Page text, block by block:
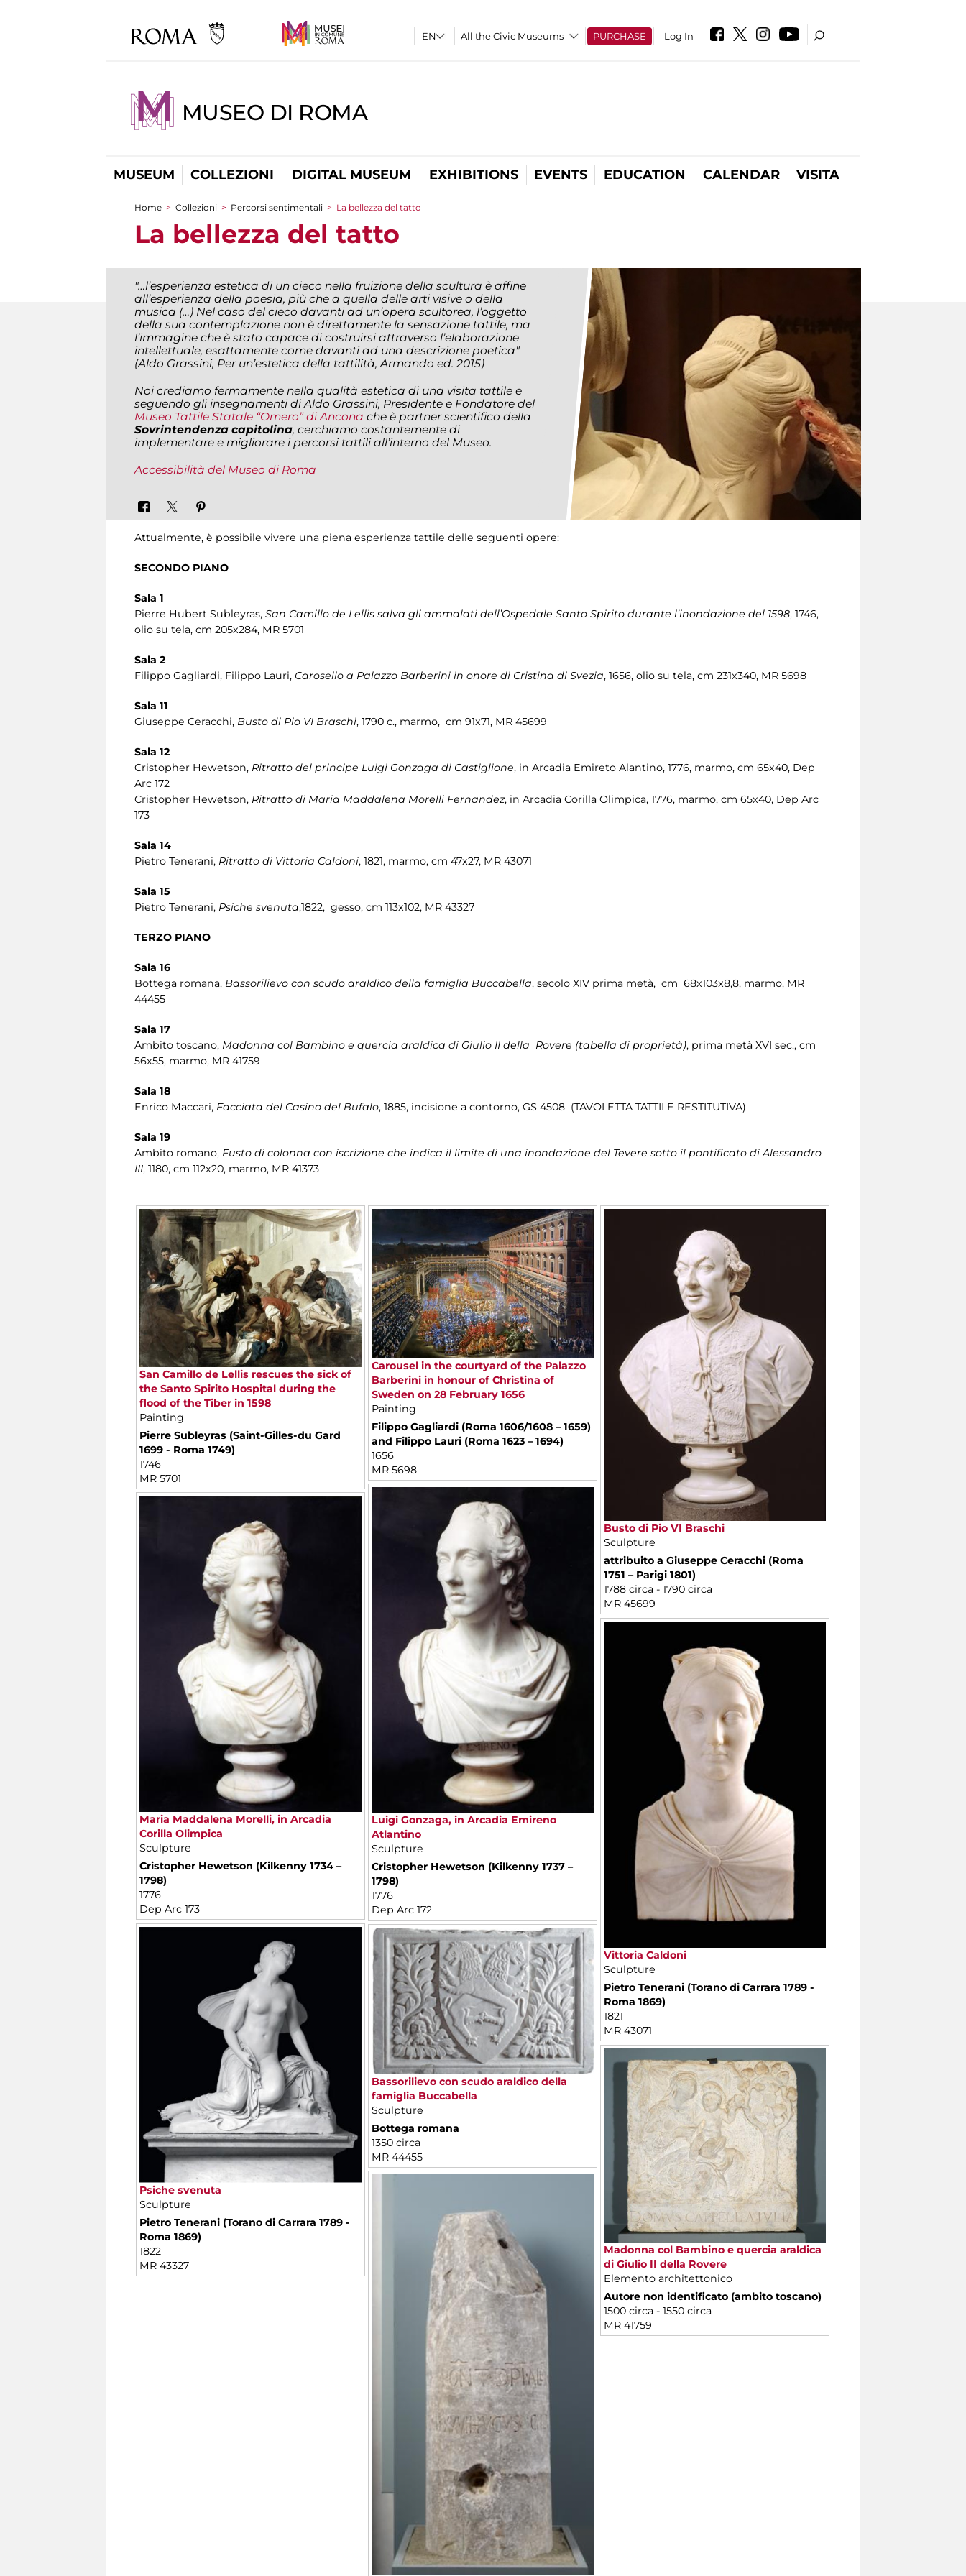
All the Civic Museums PURCHASE Log In
MUSEO DI ROMA
MUSEUM COLLEZIONI DIGITAL MUSEUM EXHIBITIONS EVENTS EDUCATION CALENDAR VISITA
You are here
Home > Collezioni > Percorsi sentimentali > La bellezza del tatto
La bellezza del tatto
"…l’esperienza estetica di un cieco nella fruizione della scultura è affine
all’esperienza della poesia, più che a quella delle arti visive o della
musica (…) Nel caso del cieco davanti ad un’opera scultorea, l’oggetto
della sua contemplazione non è direttamente la sensazione tattile, ma
l’immagine che è stato capace di costruirsi attraverso l’elaborazione
intellettuale, esattamente come davanti ad una descrizione poetica"
(Aldo Grassini, Per un’estetica della tattilità, Armando ed. 2015)
Noi crediamo fermamente nella qualità estetica di una visita tattile e
seguendo gli insegnamenti di Aldo Grassini, Presidente e Fondatore del
Museo Tattile Statale “Omero” di Ancona che è partner scientifico della
Sovrintendenza capitolina, cerchiamo costantemente di
implementare e migliorare i percorsi tattili all’interno del Museo.
Accessibilità del Museo di Roma
Attualmente, è possibile vivere una piena esperienza tattile delle seguenti opere:
SECONDO PIANO
Sala 1
Pierre Hubert Subleyras, San Camillo de Lellis salva gli ammalati dell’Ospedale Santo Spirito durante l’inondazione del 1598, 1746,
olio su tela, cm 205x284, MR 5701
Sala 2
Filippo Gagliardi, Filippo Lauri, Carosello a Palazzo Barberini in onore di Cristina di Svezia, 1656, olio su tela, cm 231x340, MR 5698
Sala 11
Giuseppe Ceracchi, Busto di Pio VI Braschi, 1790 c., marmo, cm 91x71, MR 45699
Sala 12
Cristopher Hewetson, Ritratto del principe Luigi Gonzaga di Castiglione, in Arcadia Emireto Alantino, 1776, marmo, cm 65x40, Dep
Arc 172
Cristopher Hewetson, Ritratto di Maria Maddalena Morelli Fernandez, in Arcadia Corilla Olimpica, 1776, marmo, cm 65x40, Dep Arc
173
Sala 14
Pietro Tenerani, Ritratto di Vittoria Caldoni, 1821, marmo, cm 47x27, MR 43071
Sala 15
Pietro Tenerani, Psiche svenuta,1822, gesso, cm 113x102, MR 43327
TERZO PIANO
Sala 16
Bottega romana, Bassorilievo con scudo araldico della famiglia Buccabella, secolo XIV prima metà, cm 68x103x8,8, marmo, MR
44455
Sala 17
Ambito toscano, Madonna col Bambino e quercia araldica di Giulio II della Rovere (tabella di proprietà), prima metà XVI sec., cm
56x55, marmo, MR 41759
Sala 18
Enrico Maccari, Facciata del Casino del Bufalo, 1885, incisione a contorno, GS 4508 (TAVOLETTA TATTILE RESTITUTIVA)
Sala 19
Ambito romano, Fusto di colonna con iscrizione che indica il limite di una inondazione del Tevere sotto il pontificato di Alessandro
III, 1180, cm 112x20, marmo, MR 41373
San Camillo de Lellis rescues the sick of
the Santo Spirito Hospital during the
flood of the Tiber in 1598
Painting
Pierre Subleyras (Saint-Gilles-du Gard
1699 - Roma 1749)
1746
MR 5701
Carousel in the courtyard of the Palazzo
Barberini in honour of Christina of
Sweden on 28 February 1656
Painting
Filippo Gagliardi (Roma 1606/1608 – 1659)
and Filippo Lauri (Roma 1623 – 1694)
1656
MR 5698
Busto di Pio VI Braschi
Sculpture
attribuito a Giuseppe Ceracchi (Roma
1751 – Parigi 1801)
1788 circa - 1790 circa
MR 45699
Luigi Gonzaga, in Arcadia Emireno
Atlantino
Sculpture
Cristopher Hewetson (Kilkenny 1737 –
1798)
1776
Dep Arc 172
Maria Maddalena Morelli, in Arcadia
Corilla Olimpica
Sculpture
Cristopher Hewetson (Kilkenny 1734 –
1798)
1776
Dep Arc 173
Vittoria Caldoni
Sculpture
Pietro Tenerani (Torano di Carrara 1789 -
Roma 1869)
1821
MR 43071
Psiche svenuta
Sculpture
Pietro Tenerani (Torano di Carrara 1789 -
Roma 1869)
1822
MR 43327
Bassorilievo con scudo araldico della
famiglia Buccabella
Sculpture
Bottega romana
1350 circa
MR 44455
Madonna col Bambino e quercia araldica
di Giulio II della Rovere
Elemento architettonico
Autore non identificato (ambito toscano)
1500 circa - 1550 circa
MR 41759